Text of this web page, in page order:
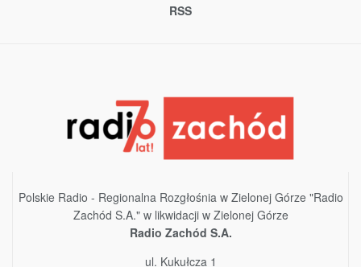
RSS
Polskie Radio - Regionalna Rozgłośnia w Zielonej Górze "Radio
Zachód S.A." w likwidacji w Zielonej Górze
Radio Zachód S.A.
ul. Kukułcza 1